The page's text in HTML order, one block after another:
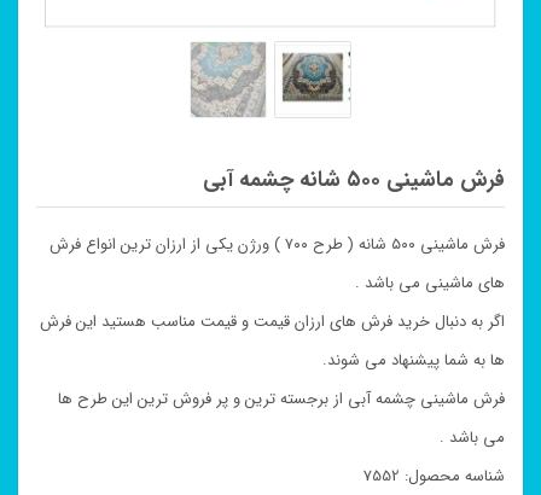
فرش ماشینی ۵۰۰ شانه چشمه آبی
فرش ماشینی ۵۰۰ شانه ( طرح ۷۰۰ ) ورژن یکی از ارزان ترین انواع فرش
های ماشینی می باشد .
اگر به دنبال خرید فرش های ارزان قیمت و قیمت مناسب هستید این فرش
ها به شما پیشنهاد می شوند.
فرش ماشینی چشمه آبی از برجسته ترین و پر فروش ترین این طرح ها
می باشد .
شناسه محصول: 7552